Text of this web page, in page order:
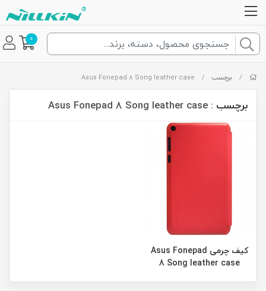
0
/ برچسب /
برچسب : Asus Fonepad 8 Song leather case
کیف چرمی Asus Fonepad
8 Song leather case